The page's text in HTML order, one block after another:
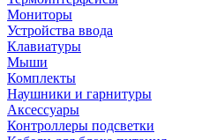
Мониторы
Устройства ввода
Клавиатуры
Мыши
Комплекты
Наушники и гарнитуры
Аксессуары
Контроллеры подсветки